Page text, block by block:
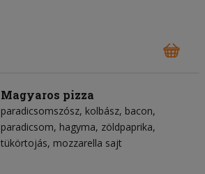
Magyaros pizza
paradicsomszósz kolbász bacon
paradicsom hagyma zöldpaprika
tükörtojás mozzarella sajt